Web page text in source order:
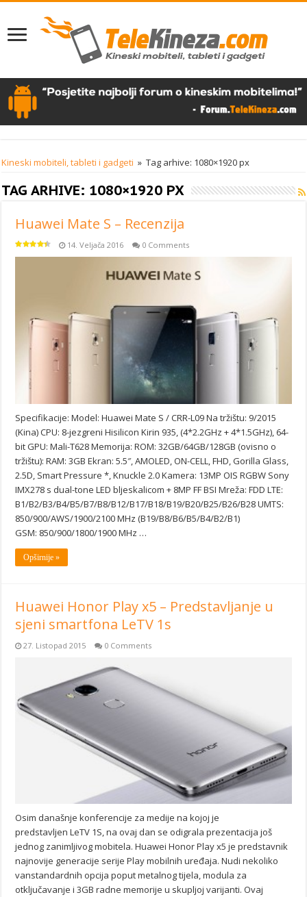
Kineski mobiteli, tableti i gadgeti » Tag arhive: 1080×1920 px
TAG ARHIVE: 1080×1920 PX
Huawei Mate S – Recenzija
14. Veljača 2016 0 Comments
Specifikacije: Model: Huawei Mate S / CRR-L09 Na tržištu: 9/2015
(Kina) CPU: 8-jezgreni Hisilicon Kirin 935, (4*2.2GHz + 4*1.5GHz), 64-
bit GPU: Mali-T628 Memorija: ROM: 32GB/64GB/128GB (ovisno o
tržištu): RAM: 3GB Ekran: 5.5″, AMOLED, ON-CELL, FHD, Gorilla Glass,
2.5D, Smart Pressure *, Knuckle 2.0 Kamera: 13MP OIS RGBW Sony
IMX278 s dual-tone LED bljeskalicom + 8MP FF BSI Mreža: FDD LTE:
B1/B2/B3/B4/B5/B7/B8/B12/B17/B18/B19/B20/B25/B26/B28 UMTS:
850/900/AWS/1900/2100 MHz (B19/B8/B6/B5/B4/B2/B1)
GSM: 850/900/1800/1900 MHz …
Opširnije »
Huawei Honor Play x5 – Predstavljanje u
sjeni smartfona LeTV 1s
27. Listopad 2015 0 Comments
Osim današnje konferencije za medije na kojoj je
predstavljen LeTV 1S, na ovaj dan se odigrala prezentacija još
jednog zanimljivog mobitela. Huawei Honor Play x5 je predstavnik
najnovije generacije serije Play mobilnih uređaja. Nudi nekoliko
vanstandardnih opcija poput metalnog tijela, modula za
otključavanje i 3GB radne memorije u skupljoj varijanti. Ovaj